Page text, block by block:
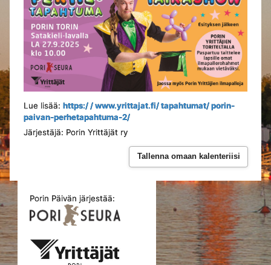
Lue lisää: https:/ / www.yrittajat.fi/ tapahtumat/ porin-
paivan-perhetapahtuma-2/
Järjestäjä: Porin Yrittäjät ry
Tallenna omaan kalenteriisi
Porin Päivän järjestää: